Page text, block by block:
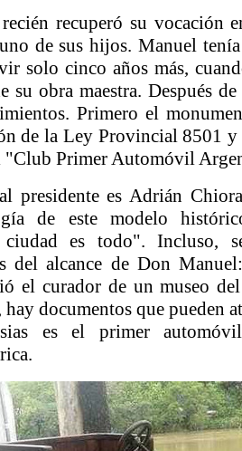
recuperó su vocación
de sus hijos. Manuel
solo cinco años más,
su obra maestra. Después
Primero el
de la Ley Provincial 8501 y
"Club Primer Automóvil
presidente es Adrián
de este modelo
ciudad es todo". Incluso,
del alcance de Don
el curador de un museo
documentos que pueden
es el primer